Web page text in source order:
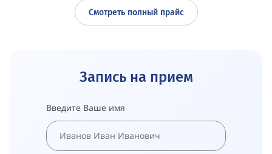
Смотреть полный прайс
Запись на прием
Введите Ваше имя